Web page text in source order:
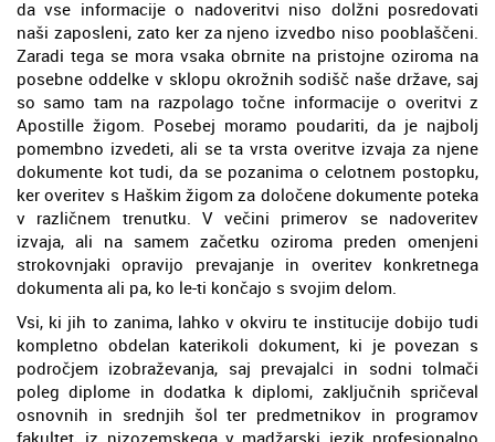
da vse informacije o nadoveritvi niso dolžni posredovati
naši zaposleni, zato ker za njeno izvedbo niso pooblaščeni.
Zaradi tega se mora vsaka obrnite na pristojne oziroma na
posebne oddelke v sklopu okrožnih sodišč naše države, saj
so samo tam na razpolago točne informacije o overitvi z
Apostille žigom. Posebej moramo poudariti, da je najbolj
pomembno izvedeti, ali se ta vrsta overitve izvaja za njene
dokumente kot tudi, da se pozanima o celotnem postopku,
ker overitev s Haškim žigom za določene dokumente poteka
v različnem trenutku. V večini primerov se nadoveritev
izvaja, ali na samem začetku oziroma preden omenjeni
strokovnjaki opravijo prevajanje in overitev konkretnega
dokumenta ali pa, ko le-ti končajo s svojim delom.
Vsi, ki jih to zanima, lahko v okviru te institucije dobijo tudi
kompletno obdelan katerikoli dokument, ki je povezan s
področjem izobraževanja, saj prevajalci in sodni tolmači
poleg diplome in dodatka k diplomi, zaključnih spričeval
osnovnih in srednjih šol ter predmetnikov in programov
fakultet, iz nizozemskega v madžarski jezik profesionalno